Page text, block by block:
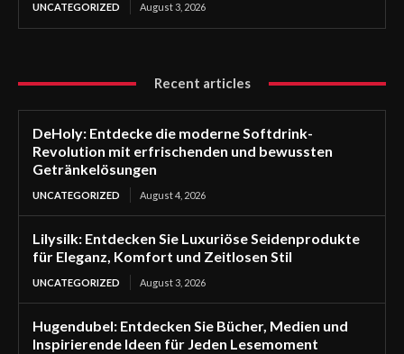
UNCATEGORIZED August 3, 2026
Recent articles
DeHoly: Entdecke die moderne Softdrink-
Revolution mit erfrischenden und bewussten
Getränkelösungen
UNCATEGORIZED August 4, 2026
Lilysilk: Entdecken Sie Luxuriöse Seidenprodukte
für Eleganz, Komfort und Zeitlosen Stil
UNCATEGORIZED August 3, 2026
Hugendubel: Entdecken Sie Bücher, Medien und
Inspirierende Ideen für Jeden Lesemoment